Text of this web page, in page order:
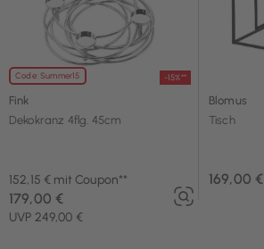
Code: Summer15 -15%**
Fink
Dekokranz 4flg. 45cm
152,15 € mit Coupon**
UVP 249,00 €
179,00 €
Blomus
Tisch
169,00 €